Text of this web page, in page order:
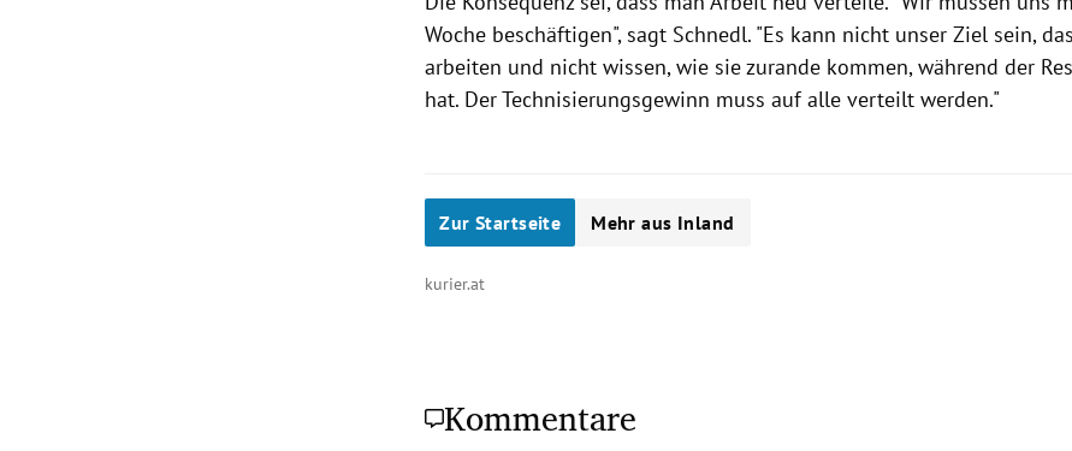
Woche beschäftigen", sagt Schnedl. "Es kann nicht unser Ziel sein,
arbeiten und nicht wissen, wie sie zurande kommen, während der
hat. Der Technisierungsgewinn muss auf alle verteilt werden."
Zur Startseite Mehr aus Inland
kurier.at
Kommentare